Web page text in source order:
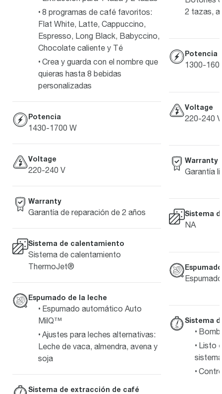
8 programas de café favoritos:
Flat White, Latte, Cappuccino,
Espresso, Long Black, Babyccino,
Chocolate caliente y Té
Crea y guarda con el nombre que
quieras hasta 8 bebidas
personalizadas
Potencia
1430-1700 W
Voltage
220-240 V
Warranty
Garantía de reparación de 2 años
Sistema de calentamiento
Sistema de calentamiento
ThermoJet®
Espumado de la leche
Espumado automático Auto
MilQ™
Ajustes para leches alternativas:
Leche de vaca, almendra, avena y
soja
Sistema de extracción de café
2 tazas,
Potencia
1300-
Voltage
220-240
Warranty
Garantía
Sistema
NA
Sistema
Listo